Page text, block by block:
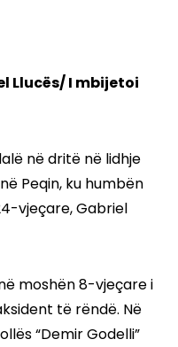
në dritë në lidhje
Peqin, ku humbën
vjeçare, Gabriel
moshën 8-vjeçare i
të rëndë. Në
“Demir Godelli”